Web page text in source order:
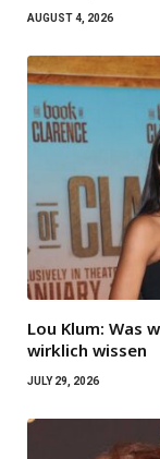
AUGUST 4, 2026
Lou Klum: Was
wirklich wissen
JULY 29, 2026